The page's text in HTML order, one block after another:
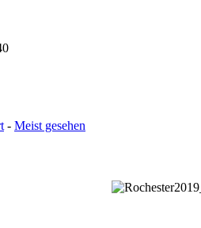
- Meist gesehen